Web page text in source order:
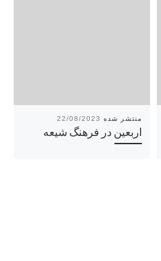
22/08/2023
اربعین در فرهنگ شیعه